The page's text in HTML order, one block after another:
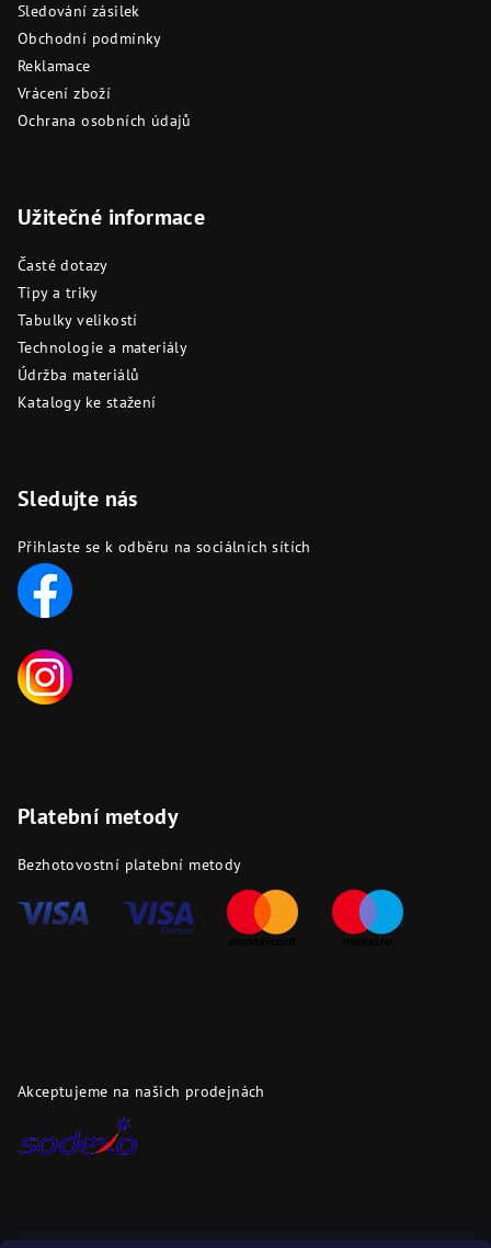
Sledování zásilek
Obchodní podmínky
Reklamace
Vrácení zboží
Ochrana osobních údajů
Užitečné informace
Časté dotazy
Tipy a triky
Tabulky velikostí
Technologie a materiály
Údržba materiálů
Katalogy ke stažení
Sledujte nás
Přihlaste se k odběru na sociálních sítích
Platební metody
Bezhotovostní platební metody
Akceptujeme na našich prodejnách